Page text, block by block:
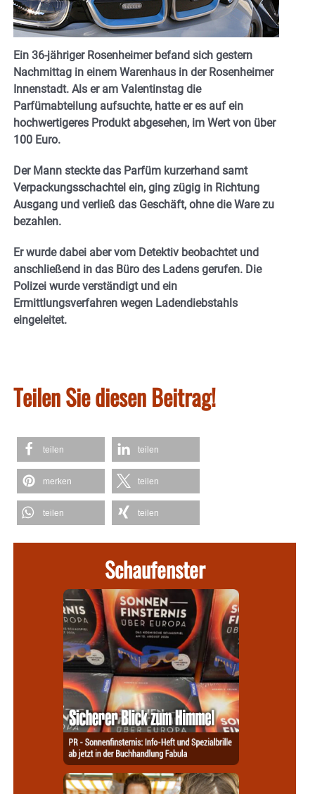
Ein 36-jähriger Rosenheimer befand sich gestern
Nachmittag in einem Warenhaus in der Rosenheimer
Innenstadt. Als er am Valentinstag die
Parfümabteilung aufsuchte, hatte er es auf ein
hochwertigeres Produkt abgesehen, im Wert von über
100 Euro.
Der Mann steckte das Parfüm kurzerhand samt
Verpackungsschachtel ein, ging zügig in Richtung
Ausgang und verließ das Geschäft, ohne die Ware zu
bezahlen.
Er wurde dabei aber vom Detektiv beobachtet und
anschließend in das Büro des Ladens gerufen. Die
Polizei wurde verständigt und ein
Ermittlungsverfahren wegen Ladendiebstahls
eingeleitet.
Teilen Sie diesen Beitrag!
teilen teilen
merken teilen
teilen teilen
Schaufenster